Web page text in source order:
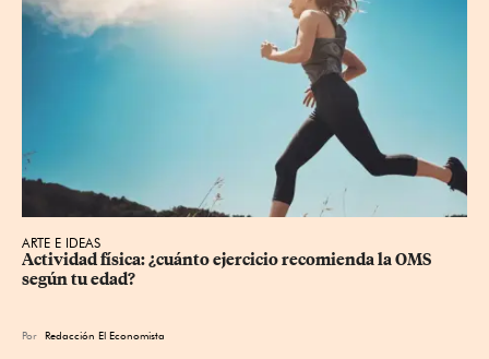
ARTE E IDEAS
Actividad física: ¿cuánto ejercicio recomienda la OMS
según tu edad?
Por Redacción El Economista